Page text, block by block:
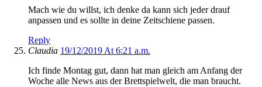
Mach wie du willst, ich denke da kann sich jeder drauf
anpassen und es sollte in deine Zeitschiene passen.
Reply
Claudia 19/12/2019 At 6:21 a.m.
Ich finde Montag gut, dann hat man gleich am Anfang der
Woche alle News aus der Brettspielwelt, die man braucht.